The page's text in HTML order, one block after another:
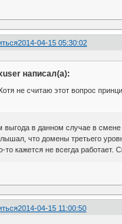
2014-04-15 05:30:02
написал(а):
не считаю этот вопрос
выгода в данном случае в смене
что домены третьего
то кажется не всегда работает.
2014-04-15 11:00:50